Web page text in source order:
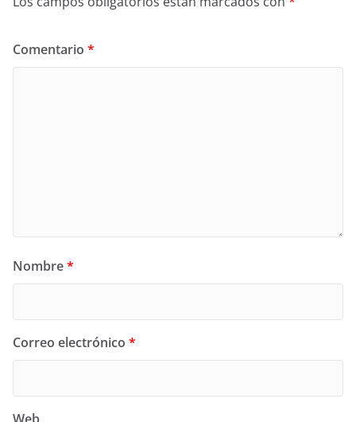
Comentario *
Nombre*
Correo electrónico *